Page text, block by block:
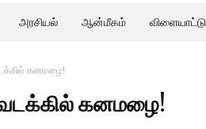
அரசியல் ஆன்மீகம் விளையாட்டு
கனமழை!
கனமழை!